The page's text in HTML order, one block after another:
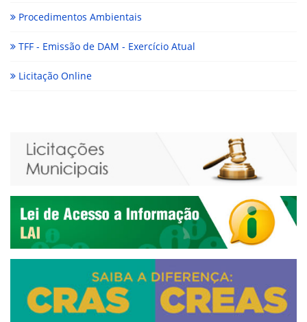
Procedimentos Ambientais
TFF - Emissão de DAM - Exercício Atual
Licitação Online